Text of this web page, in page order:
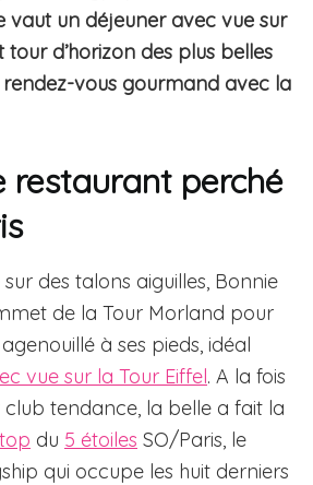
vaut un déjeuner avec vue sur
tour d’horizon des plus belles
vous gourmand avec la
restaurant perché
des talons aiguilles, Bonnie
de la Tour Morland pour
à ses pieds, idéal
vue sur la Tour Eiffel. A la fois
tendance, la belle a fait la
du 5 étoiles SO/Paris, le
qui occupe les huit derniers